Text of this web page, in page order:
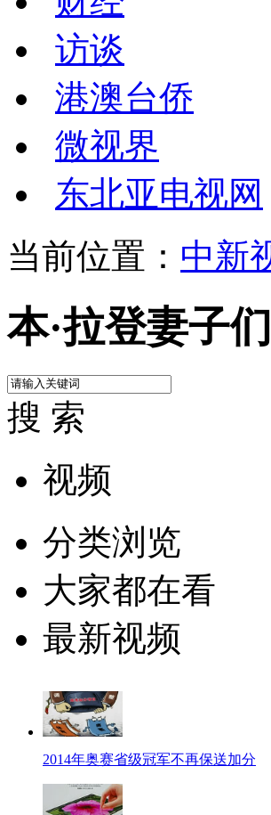
访谈
港澳台侨
微视界
东北亚电视网
当前位置： 中新
本·拉登妻子
搜 索
视频
分类浏览
大家都在看
最新视频
2014年奥赛省级冠军不再保送加分